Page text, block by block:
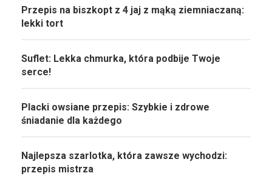
Przepis na biszkopt z 4 jaj z mąką ziemniaczaną:
lekki tort
Suflet: Lekka chmurka, która podbije Twoje
serce!
Placki owsiane przepis: Szybkie i zdrowe
śniadanie dla każdego
Najlepsza szarlotka, która zawsze wychodzi:
przepis mistrza